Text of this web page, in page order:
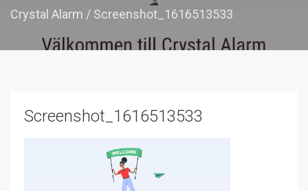
Crystal Alarm / Screenshot_1616513533
Screenshot_1616513533